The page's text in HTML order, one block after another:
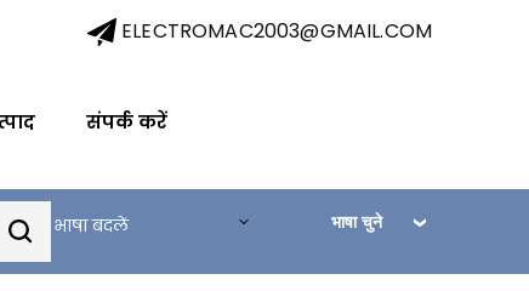
ELECTROMAC2003@GMAIL.COM
संपर्क करें
भाषा बदलें भाषा चुने